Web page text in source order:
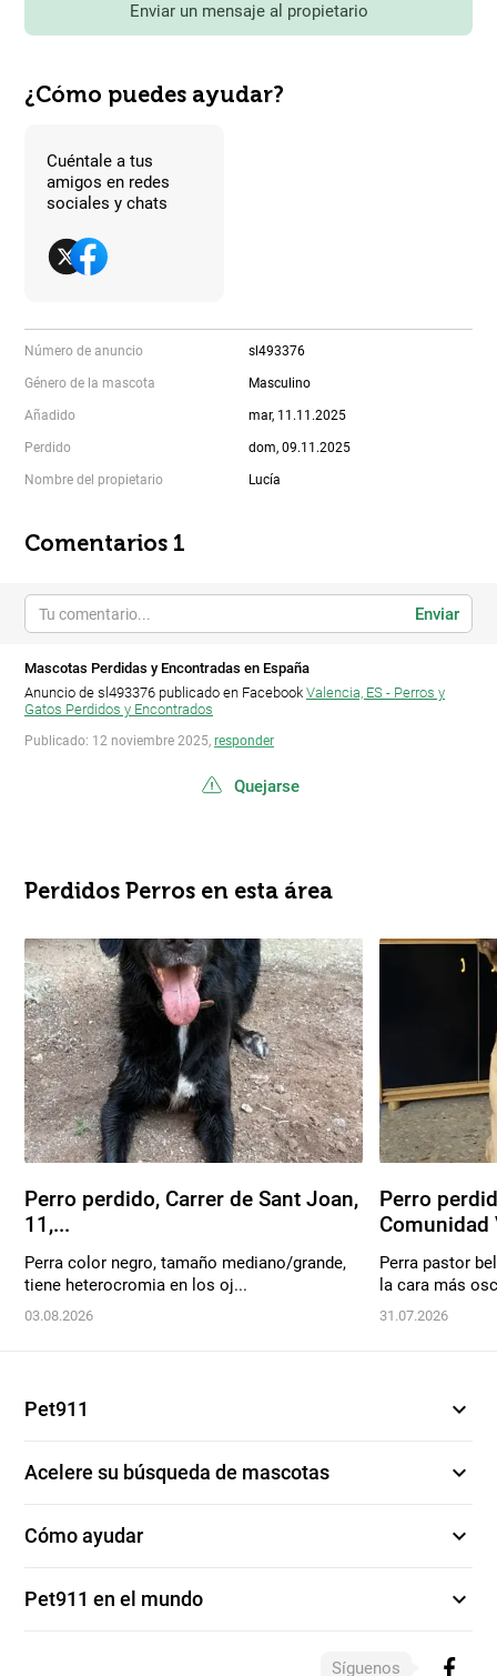
Enviar un mensaje al propietario
¿Cómo puedes ayudar?
Cuéntale a tus
amigos en redes
sociales y chats
Número de anuncio sl493376
Género de la mascota Masculino
Añadido mar, 11.11.2025
Perdido dom, 09.11.2025
Nombre del propietario Lucía
Comentarios 1
Enviar
Mascotas Perdidas y Encontradas en España
Anuncio de sl493376 publicado en Facebook Valencia, ES - Perros y
Gatos Perdidos y Encontrados
Publicado: 12 noviembre 2025, responder
Quejarse
Perdidos Perros en esta área
Perro perdido, Carrer de Sant Joan,
11,...
Perra color negro, tamaño mediano/grande,
tiene heterocromia en los oj...
03.08.2026
Perro
Comunidad
Perra pastor
la cara más
31.07.2026
Pet911 expand_more
Acelere su búsqueda de mascotas expand_more
Cómo ayudar expand_more
Pet911 en el mundo expand_more
Síguenos